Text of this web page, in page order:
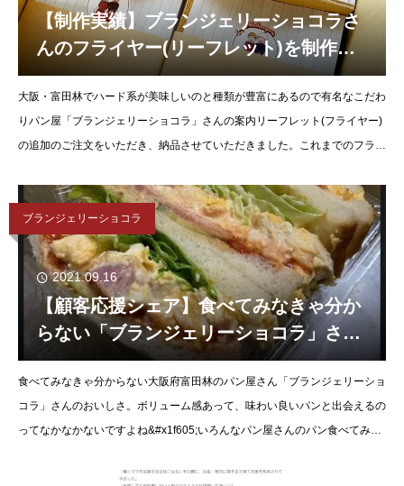
【制作実績】ブランジェリーショコラさ
んのフライヤー(リーフレット)を制作。
納品させていただきました。
大阪・富田林でハード系が美味しいのと種類が豊富にあるので有名なこだわ
りパン屋「ブランジェリーショコラ」さんの案内リーフレット(フライヤー)
の追加のご注文をいただき、納品させていただきました。これまでのフライ
ブランジェリーショコラ
2021.09.16
【顧客応援シェア】食べてみなきゃ分か
らない「ブランジェリーショコラ」さん
のおいしさをご紹介します！
食べてみなきゃ分からない大阪府富田林のパン屋さん「ブランジェリーショ
コラ」さんのおいしさ。ボリューム感あって、味わい良いパンと出会えるの
ってなかなかないですよね&#x1f605;いろんなパン屋さんのパン食べてみて